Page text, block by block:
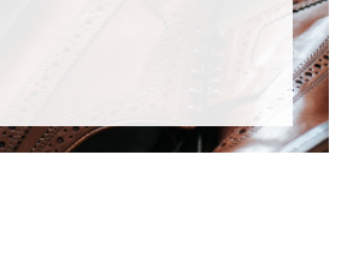
Обувь под женские